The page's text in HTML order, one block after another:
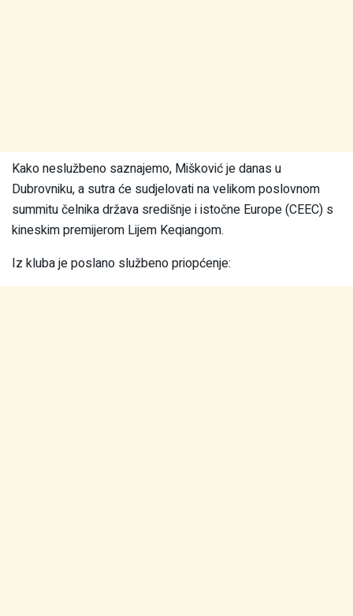
Kako neslužbeno saznajemo, Mišković je danas u
Dubrovniku, a sutra će sudjelovati na velikom poslovnom
summitu čelnika država središnje i istočne Europe (CEEC) s
kineskim premijerom Lijem Keqiangom.
Iz kluba je poslano službeno priopćenje: